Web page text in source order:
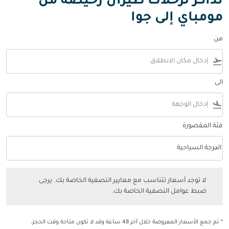
مومباي إلى جوا
من
flight_takeoff
الى
flight_land
فئة المقصورة
فئة المقصورة option الدرجة السياحية Selected
الدرجة السياحية
keyboard_arrow_down
لا توجد أسعار تتناسب مع معايير التصفية الخاصة بك. يرجى
ضبط عوامل التصفية الخاصة بك.
* تم جمع الأسعار المعروضة خلال آخر 48 ساعة وقد لا تكون متاحة وقت الحجز.